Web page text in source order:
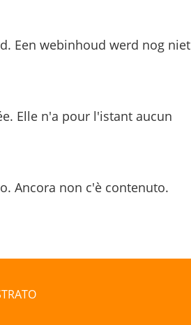
Een webinhoud werd nog niet
Elle n'a pour l'istant aucun
Ancora non c'è contenuto.